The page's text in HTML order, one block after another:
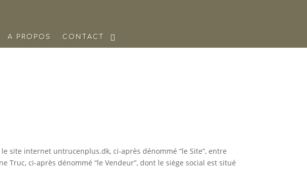
A PROPOS CONTACT
site internet untrucenplus.dk, ci-après dénommé “le Site”, entre
Truc, ci-après dénommé “le Vendeur”, dont le siège social est situé